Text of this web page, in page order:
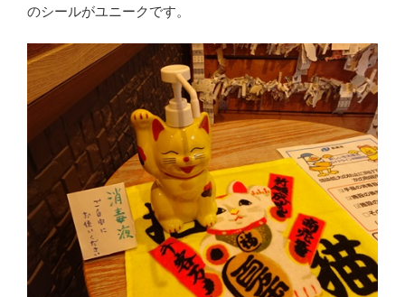
のシールがユニークです。